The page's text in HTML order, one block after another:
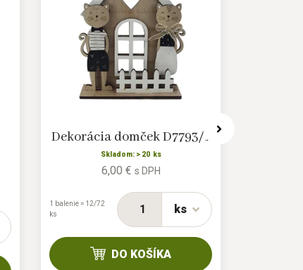
Dekorácia domček D7793/1
Skladom: > 20 ks
6,00 € s DPH
ks
1 balenie = 12/72
ks
DO KOŠÍKA